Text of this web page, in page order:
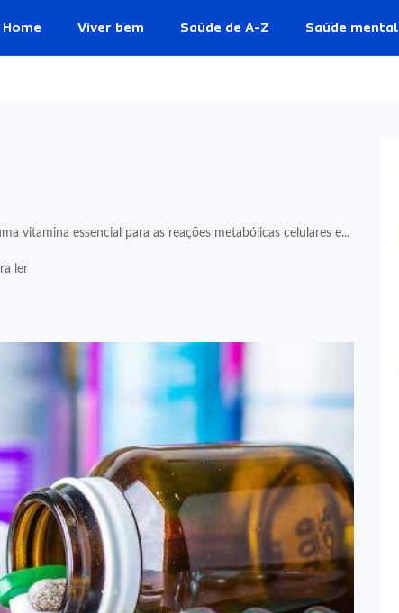
Home Viver bem Saúde de A-Z Saúde mental
vitamina essencial para as reações metabólicas celulares e...
ler